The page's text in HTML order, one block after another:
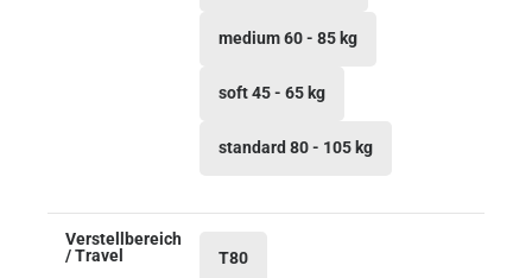
medium 60 - 85 kg
soft 45 - 65 kg
standard 80 - 105 kg
Verstellbereich
/ Travel
T80